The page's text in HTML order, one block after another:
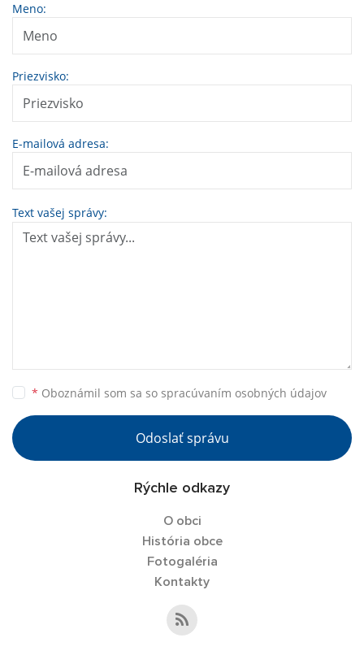
Meno:
Priezvisko:
E-mailová adresa:
Text vašej správy:
* Oboznámil som sa so spracúvaním osobných údajov
Odoslať správu
Rýchle odkazy
O obci
História obce
Fotogaléria
Kontakty